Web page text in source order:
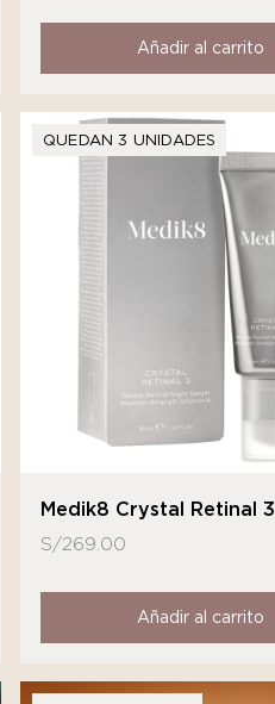
Añadir al carrito
QUEDAN 3 UNIDADES
Medik8 Crystal Retinal 3
S/269.00
Añadir al carrito